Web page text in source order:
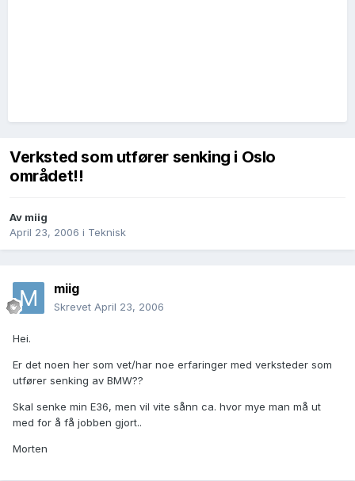
Verksted som utfører senking i Oslo
området!!
Av miig
April 23, 2006 i Teknisk
miig
Skrevet April 23, 2006
Hei.
Er det noen her som vet/har noe erfaringer med verksteder som
utfører senking av BMW??
Skal senke min E36, men vil vite sånn ca. hvor mye man må ut
med for å få jobben gjort..
Morten